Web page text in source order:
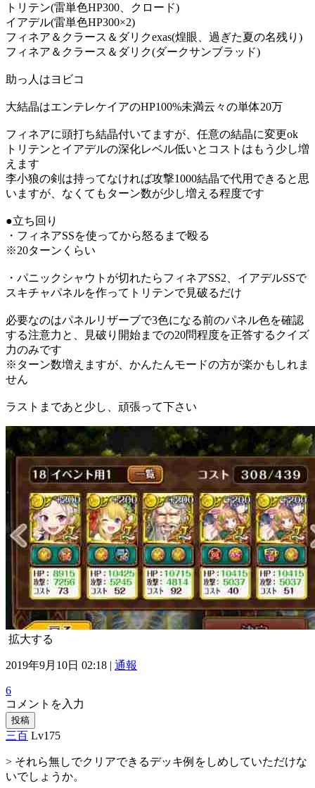
トリテン(雷単色HP300、クロード)
イアデル(雷単色HP300×2)
フィネア＆クラース＆ダリクexas(煌眼、過ぎた夏の名残り)
フィネア＆クラース＆ダリク(ダークサンブラッド)
助っ人はヨビコ
大結晶はエンテレケイアのHP100%未満云々の単体20万
フィネアに頭打ち結晶付いてますが、任意の結晶に変更ok
トリテンとイアデルの深化レベル低いとコストはもう少し増
えます
李小狼の剣は持ってなければ攻撃1000結晶で代用できると思
いますが、なくてもターン数が少し増える程度です
●立ち回り
・フィネアSSを使ってから怒るまで殴る
※20ターンくらい
・パニックシャウトが切れたらフィネアSS2、イアデルSSで
スキチャパネルを作ってトリテンで見破るだけ
必要なのはパネルリザーブで3色になる前のパネル色を確認
する注意力と、見破り開始までの20問程度を正答するクイズ
力のみです
※ターン数増えますが、かんたんモードの方が楽かもしれま
せん
ラストまであと少し、頑張って下さい
拡大する
2019年9月10日 02:18 | 通報
6
コメントを入力
投稿
三百 Lv175
> それら無しでクリアできるデッキ例をしめしていただけな
いでしょうか。